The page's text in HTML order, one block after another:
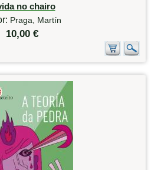
no chairo
Praga, Martín
10,00 €